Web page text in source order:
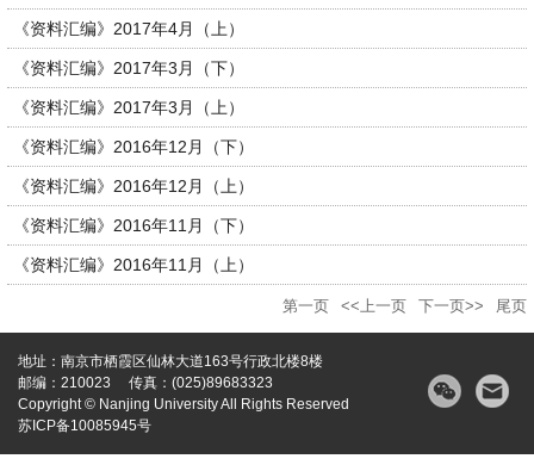
《资料汇编》2017年4月（上）
《资料汇编》2017年3月（下）
《资料汇编》2017年3月（上）
《资料汇编》2016年12月（下）
《资料汇编》2016年12月（上）
《资料汇编》2016年11月（下）
《资料汇编》2016年11月（上）
第一页 <<上一页 下一页>> 尾页
地址：南京市栖霞区仙林大道163号行政北楼8楼
邮编：210023 传真：(025)89683323
Copyright © Nanjing University All Rights Reserved
苏ICP备10085945号